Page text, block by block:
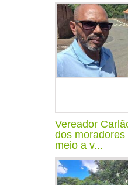
Vereador
dos moradores
meio a v...